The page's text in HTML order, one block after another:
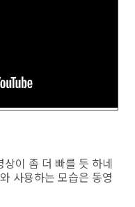
이 좀 더 빠를 듯 하네
사용하는 모습은 동영